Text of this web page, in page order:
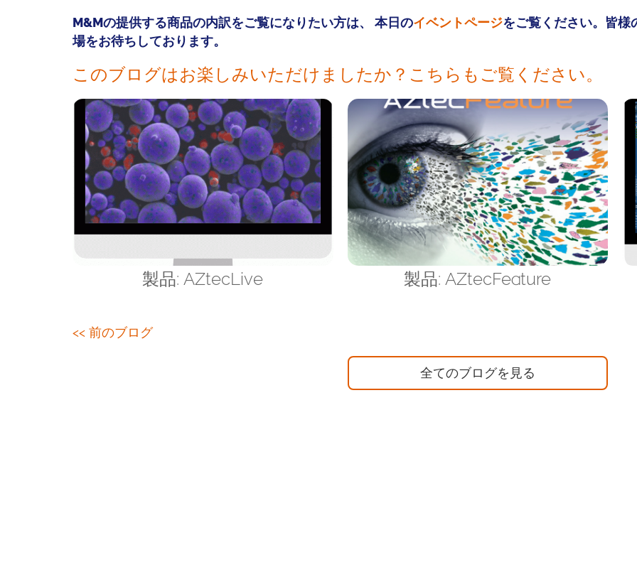
M&Mの提供する商品の内訳をご覧になりたい方は、 本日のイベントページをご覧ください。皆様
場をお待ちしております。
このブログはお楽しみいただけましたか？こちらもご覧ください。
製品: AZtecLive 製品: AZtecFeature
<< 前のブログ
全てのブログを見る